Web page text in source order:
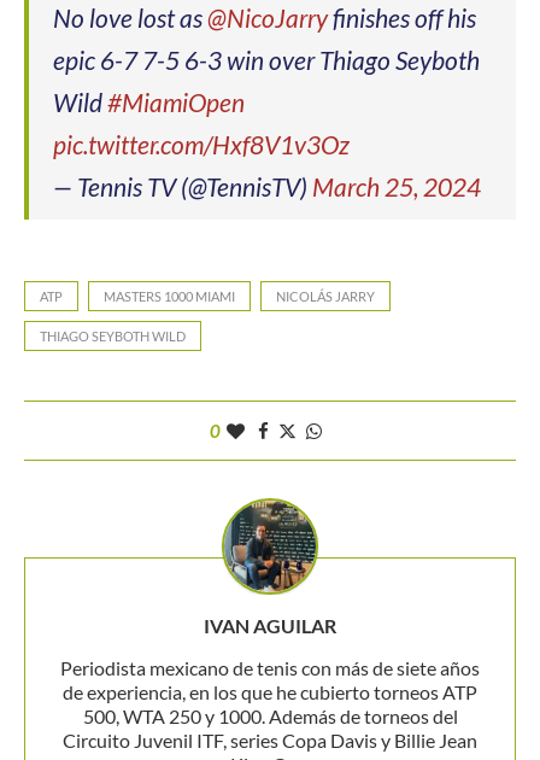
No love lost as@NicoJarryfinishes off his
epic 6-7 7-5 6-3 win over Thiago Seyboth
Wild#MiamiOpen
pic.twitter.com/Hxf8V1v3Oz
— Tennis TV (@TennisTV) March 25, 2024
ATP MASTERS 1000 MIAMI NICOLÁS JARRY
THIAGO SEYBOTH WILD
0
IVAN AGUILAR
Periodista mexicano de tenis con más de siete años
de experiencia, en los que he cubierto torneos ATP
500, WTA 250 y 1000. Además de torneos del
Circuito Juvenil ITF, series Copa Davis y Billie Jean